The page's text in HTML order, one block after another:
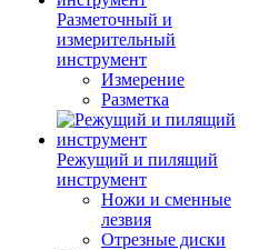
Разметочный и
измерительный
инструмент
Измерение
Разметка
Режущий и пилящий
инструмент
Ножи и сменные
лезвия
Отрезные диски